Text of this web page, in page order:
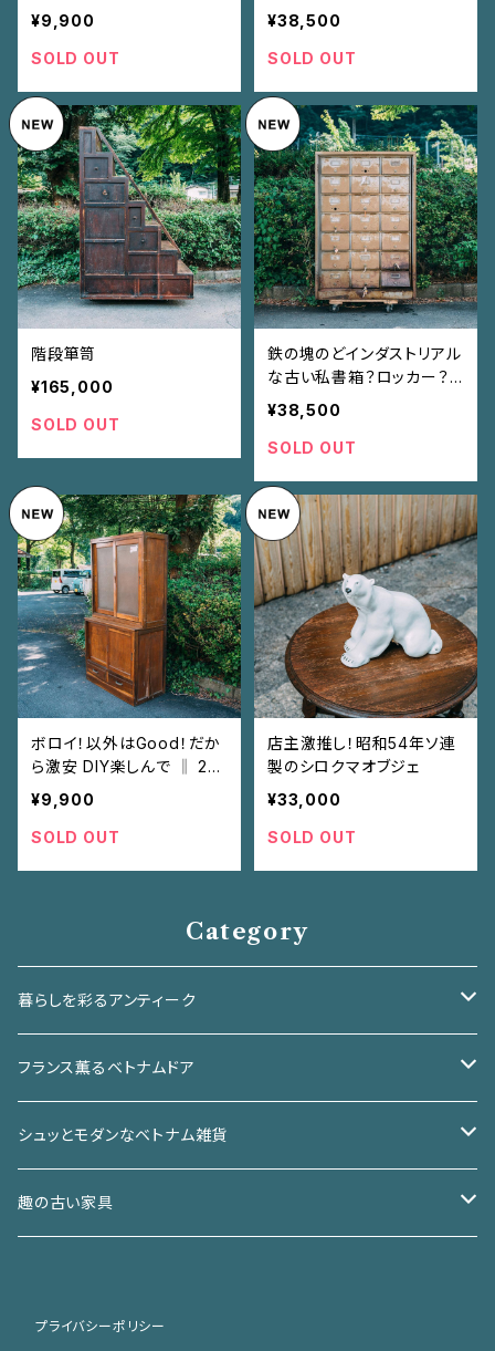
リアがレベルUP♪
¥9,900
SOLD OUT
ルデスク ‖ 無垢材木製が
渋いっす！
¥38,500
SOLD OUT
階段箪笥
¥165,000
SOLD OUT
鉄の塊のどインダストリアル
な古い私書箱？ロッカー？
‖ 鍵いくつかあるよ！店舗、
ガレージにも
¥38,500
SOLD OUT
ボロイ！以外はGood！だか
ら激安 DIY楽しんで ‖ 2段
のガラス戸棚
¥9,900
SOLD OUT
店主激推し！昭和54年ソ連
製のシロクマオブジェ
¥33,000
SOLD OUT
Category
暮らしを彩るアンティーク
椅子
チェア
スツール
箪笥
和箪笥
棚
本棚
小さな家具
フランス薫るベトナムドア
アイアンドア
ガラスドア
シュッとモダンなベトナム雑貨
バッチャン焼き
カゴ／カゴバッグ
趣の古い家具
洋家具
プライバシーポリシー